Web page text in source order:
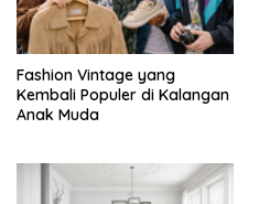
Fashion Vintage yang
Kembali Populer di Kalangan
Anak Muda